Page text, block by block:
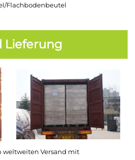
Flachbodenbeutel
Lieferung
weltweiten Versand mit